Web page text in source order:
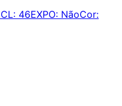
: 46EXPO: NãoCor: